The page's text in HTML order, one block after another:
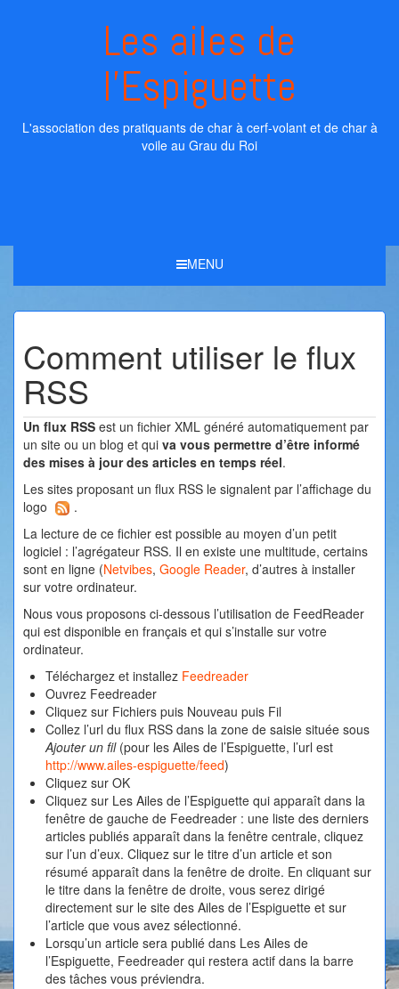
Les ailes de
l'Espiguette
L'association des pratiquants de char à cerf-volant et de char à
voile au Grau du Roi
MENU
Comment utiliser le flux
RSS
Un flux RSS est un fichier XML généré automatiquement par
un site ou un blog et qui va vous permettre d’être informé
des mises à jour des articles en temps réel.
Les sites proposant un flux RSS le signalent par l’affichage du
logo
.
La lecture de ce fichier est possible au moyen d’un petit
logiciel : l’agrégateur RSS. Il en existe une multitude, certains
sont en ligne (Netvibes, Google Reader, d’autres à installer
sur votre ordinateur.
Nous vous proposons ci-dessous l’utilisation de FeedReader
qui est disponible en français et qui s’installe sur votre
ordinateur.
Téléchargez et installez Feedreader
Ouvrez Feedreader
Cliquez sur Fichiers puis Nouveau puis Fil
Collez l’url du flux RSS dans la zone de saisie située sous
Ajouter un fil(pour les Ailes de l’Espiguette, l’url est
http://www.ailes-espiguette/feed)
Cliquez sur OK
Cliquez sur Les Ailes de l’Espiguette qui apparaît dans la
fenêtre de gauche de Feedreader : une liste des derniers
articles publiés apparaît dans la fenêtre centrale, cliquez
sur l’un d’eux. Cliquez sur le titre d’un article et son
résumé apparaît dans la fenêtre de droite. En cliquant sur
le titre dans la fenêtre de droite, vous serez dirigé
directement sur le site des Ailes de l’Espiguette et sur
l’article que vous avez sélectionné.
Lorsqu’un article sera publié dans Les Ailes de
l’Espiguette, Feedreader qui restera actif dans la barre
des tâches vous préviendra.